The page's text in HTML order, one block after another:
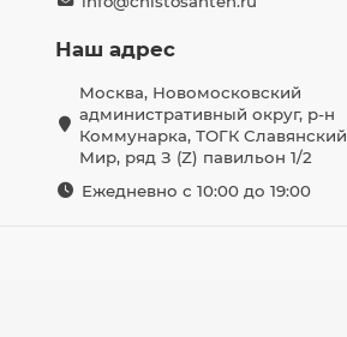
Наш адрес
Москва, Новомосковский
административный округ, р-н
Коммунарка, ТОГК Славянский
Мир, ряд З (Z) павильон 1/2
Ежедневно с 10:00 до 19:00